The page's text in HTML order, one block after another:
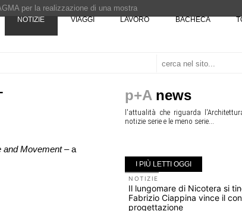
NOTIZIE VIAGGI LAVORO BACHECA
and Movement– a
p+A news
l'attualità che riguarda
notizie serie e le meno serie...
I PIÙ LETTI OGGI
NOTIZIE
Il lungomare di Nicotera si
Fabrizio Ciappina vince il
progettazione
per la realizzazione di una mostra
Al vincitore un premio di 5.000 euro